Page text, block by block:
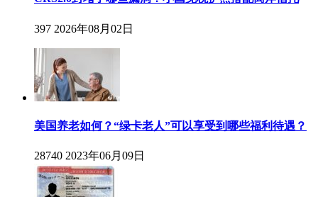
397 2026年08月02日
美国养老如何？“绿卡老人”可以享受到哪些福利待遇？
28740 2023年06月09日